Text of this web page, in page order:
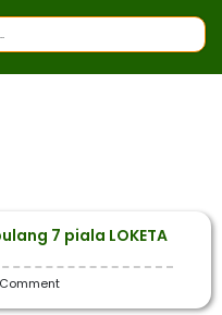
7 piala LOKETA
Comment